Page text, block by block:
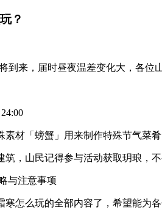
？
到来，届时昼夜温差变化大，各
材「螃蟹」用来制作特殊节气菜
筑，山民记得参与活动获取玥琅，
怎么玩的全部内容了，希望能为各